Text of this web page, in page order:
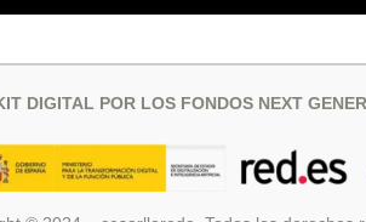
DIGITAL POR LOS FONDOS NEXT